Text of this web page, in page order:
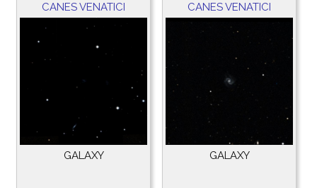
CANES VENATICI
GALAXY
CANES VENATICI
GALAXY